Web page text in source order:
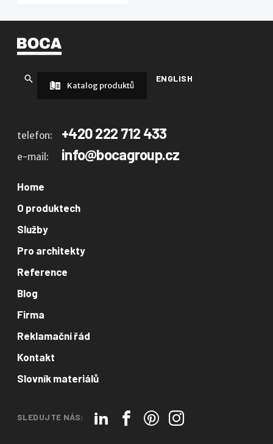
ENGLISH
Katalog produktů
telefon: +420 222 712 433
e-mail: info@bocagroup.cz
Home
O produktech
Služby
Pro architekty
Reference
Blog
Firma
Reklamační řád
Kontakt
Slovník materiálů
SLEDUJTE NÁS: